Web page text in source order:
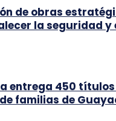
de obras
la seguridad y
entrega 450
familias de